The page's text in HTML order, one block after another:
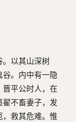
。以其山深树
。内中有一隐
平公时人，在
不畜妻子，发
救其危难。惟